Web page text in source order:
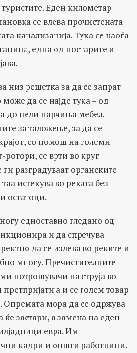
Еден километар
се влева прочистената
канализација. Тука се наоѓа
една од постарите и
низ решетка за да се запрат
да се најде тука – од
до цели парчиња мебел.
за таложење, за да се
со помош на големи
се врти во круг
разградуваат органските
истекува во реката без
остатоци.
едноставно гледано од
и да спречува
да се излева во реките и
многу. Пречистителните
потрошувачи на струја во
и се голем товар
Опремата мора да се одржува
ќе застари, а замена на еден
евра. Им
кадри и општи работници.